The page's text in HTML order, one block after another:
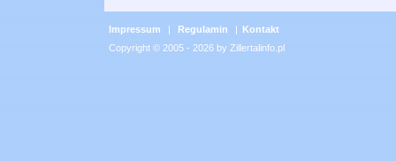
Impressum | Regulamin | Kontakt
Copyright © 2005 - 2026 by Zillertalinfo.pl